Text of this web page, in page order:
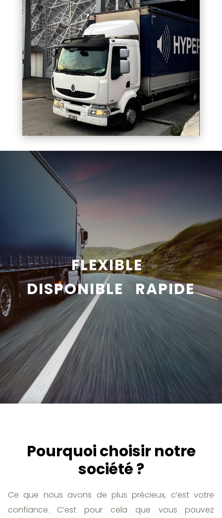
FLEXIBLE
DISPONIBLE RAPIDE
Pourquoi choisir notre
société ?
Ce que nous avons de plus précieux, c’est votre
confiance. C’est pour cela que vous pouvez